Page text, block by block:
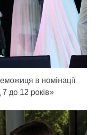
в номінації
до 12 років»